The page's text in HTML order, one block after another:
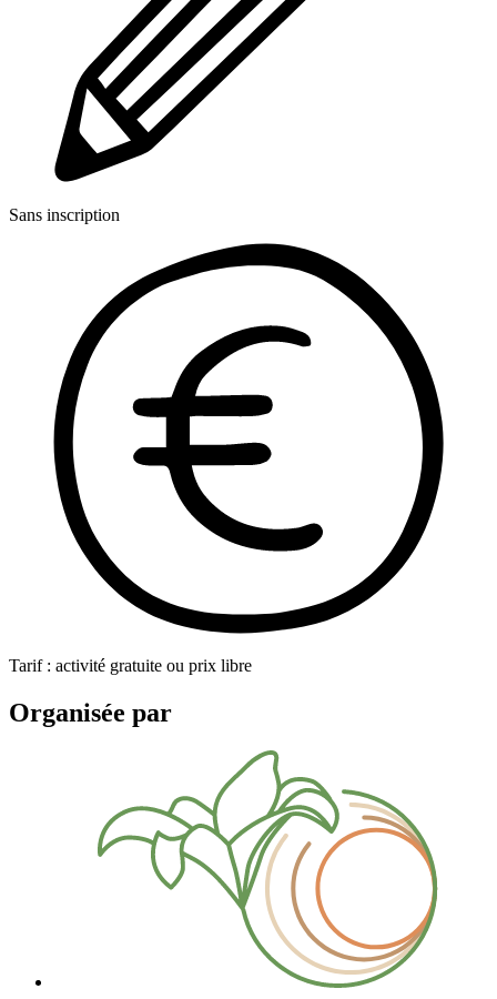
Sans inscription
Tarif : activité gratuite ou prix libre
Organisée par